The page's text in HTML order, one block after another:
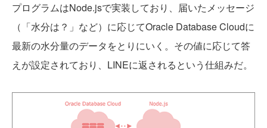
プログラムはNode.jsで実装しており、届いたメッセージ
（「水分は？」など）に応じてOracle Database Cloudに
最新の水分量のデータをとりにいく。その値に応じて答
えが設定されており、LINEに返されるという仕組みだ。